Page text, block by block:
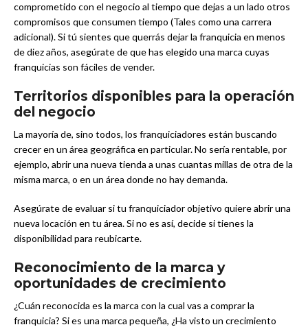
comprometido con el negocio al tiempo que dejas a un lado otros
compromisos que consumen tiempo (Tales como una carrera
adicional). Si tú sientes que querrás dejar la franquicia en menos
de diez años, asegúrate de que has elegido una marca cuyas
franquicias son fáciles de vender.
Territorios disponibles para la operación
del negocio
La mayoría de, sino todos, los franquiciadores están buscando
crecer en un área geográfica en particular. No sería rentable, por
ejemplo, abrir una nueva tienda a unas cuantas millas de otra de la
misma marca, o en un área donde no hay demanda.
Asegúrate de evaluar si tu franquiciador objetivo quiere abrir una
nueva locación en tu área. Si no es así, decide si tienes la
disponibilidad para reubicarte.
Reconocimiento de la marca y
oportunidades de crecimiento
¿Cuán reconocida es la marca con la cual vas a comprar la
franquicia? Si es una marca pequeña, ¿Ha visto un crecimiento